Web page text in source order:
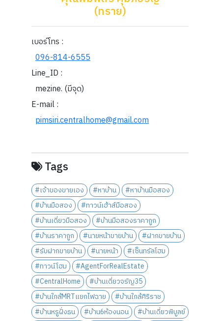
(ทราย)
เบอร์โทร :
096-814-6555
Line_ID :
mezine. (มีจุด)
E-mail :
pimsiri.centralhome@gmail.com
Tags
#เจ้าของขายเอง #หาบ้าน
#หาบ้านมือสอง
#บ้านมือสอง
#ทาวน์เฮ้าส์มือสอง
#บ้านเดี่ยวมือสอง
#บ้านมือสองราคาถูก
#บ้านราคาถูก
#นายหน้าขายบ้าน
#ฝากขายบ้าน
#รับฝากขายบ้าน
#นายหน้า
#เซ็นทรัลโฮม
#ทาวน์โฮม
#AgentForRealEstate
#CentralHome
#บ้านเดี่ยวจรัญ35
#บ้านใกล้MRTแยกไฟฉาย
#บ้านใกล้ศิริราช
#บ้านหรูฝั่งธน
#บ้าน6ห้องนอน
#บ้านเดี่ยวพิบูลย์